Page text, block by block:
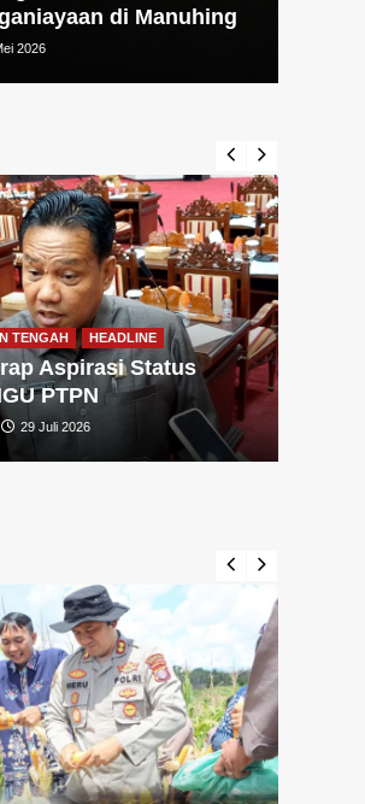
di Manuhing
2026
TENGAH HEADLINE
Aspirasi Status
PTPN
29 Juli 2026